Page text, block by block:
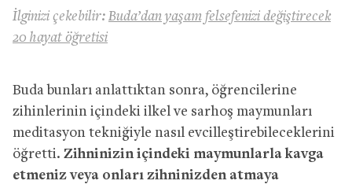
İlginizi çekebilir: Buda’dan yaşam felsefenizi değiştirecek
20 hayat öğretisi
Buda bunları anlattıktan sonra, öğrencilerine
zihinlerinin içindeki ilkel ve sarhoş maymunları
meditasyon tekniğiyle nasıl evcilleştirebileceklerini
öğretti. Zihninizin içindeki maymunlarla kavga
etmeniz veya onları zihninizden atmaya